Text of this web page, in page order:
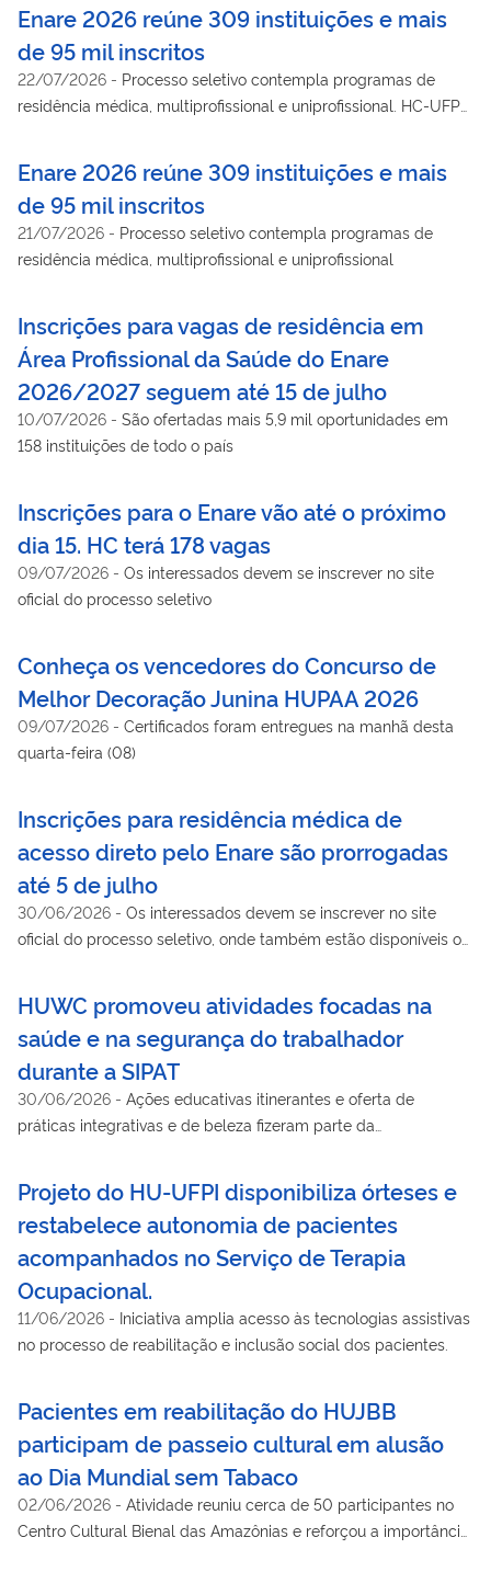
Enare 2026 reúne 309 instituições e mais
de 95 mil inscritos
22/07/2026 - Processo seletivo contempla programas de
residência médica, multiprofissional e uniprofissional. HC-UFPE
Enare 2026 reúne 309 instituições e mais
de 95 mil inscritos
21/07/2026 - Processo seletivo contempla programas de
residência médica, multiprofissional e uniprofissional
Inscrições para vagas de residência em
Área Profissional da Saúde do Enare
2026/2027 seguem até 15 de julho
10/07/2026 - São ofertadas mais 5,9 mil oportunidades em
158 instituições de todo o país
Inscrições para o Enare vão até o próximo
dia 15. HC terá 178 vagas
09/07/2026 - Os interessados devem se inscrever no site
oficial do processo seletivo
Conheça os vencedores do Concurso de
Melhor Decoração Junina HUPAA 2026
09/07/2026 - Certificados foram entregues na manhã desta
quarta-feira (08)
Inscrições para residência médica de
acesso direto pelo Enare são prorrogadas
até 5 de julho
30/06/2026 - Os interessados devem se inscrever no site
oficial do processo seletivo, onde também estão disponíveis os
HUWC promoveu atividades focadas na
saúde e na segurança do trabalhador
durante a SIPAT
30/06/2026 - Ações educativas itinerantes e oferta de
práticas integrativas e de beleza fizeram parte da
Projeto do HU-UFPI disponibiliza órteses e
restabelece autonomia de pacientes
acompanhados no Serviço de Terapia
Ocupacional.
11/06/2026 - Iniciativa amplia acesso às tecnologias assistivas
no processo de reabilitação e inclusão social dos pacientes.
Pacientes em reabilitação do HUJBB
participam de passeio cultural em alusão
ao Dia Mundial sem Tabaco
02/06/2026 - Atividade reuniu cerca de 50 participantes no
Centro Cultural Bienal das Amazônias e reforçou a importância